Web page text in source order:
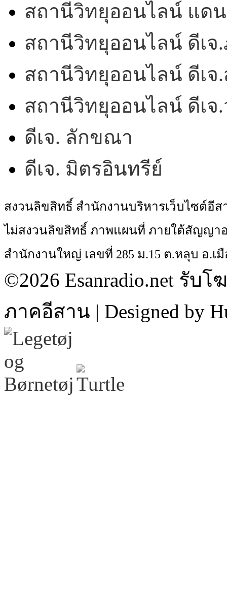
สถานีวิทยุออนไลน์ แดน
สถานีวิทยุออนไลน์ ดีเจ
สถานีวิทยุออนไลน์ ดีเจ
สถานีวิทยุออนไลน์ ดีเ
ดีเจ. ลักขณา
ดีเจ. มิตรอินทรีย์
สงวนลิขสิทธิ์ สำนักงานบริหารเว็บไซต์อีส
ไม่สงวนลิขสิทธิ์ ภาพแผนที่ ภายใต้สัญญ
สำนักงานใหญ่ เลขที่ 285 ม.15 ต.หลุบ อ.เ
©2026 Esanradio.net รับ
ภาคอีสาน | Designed by